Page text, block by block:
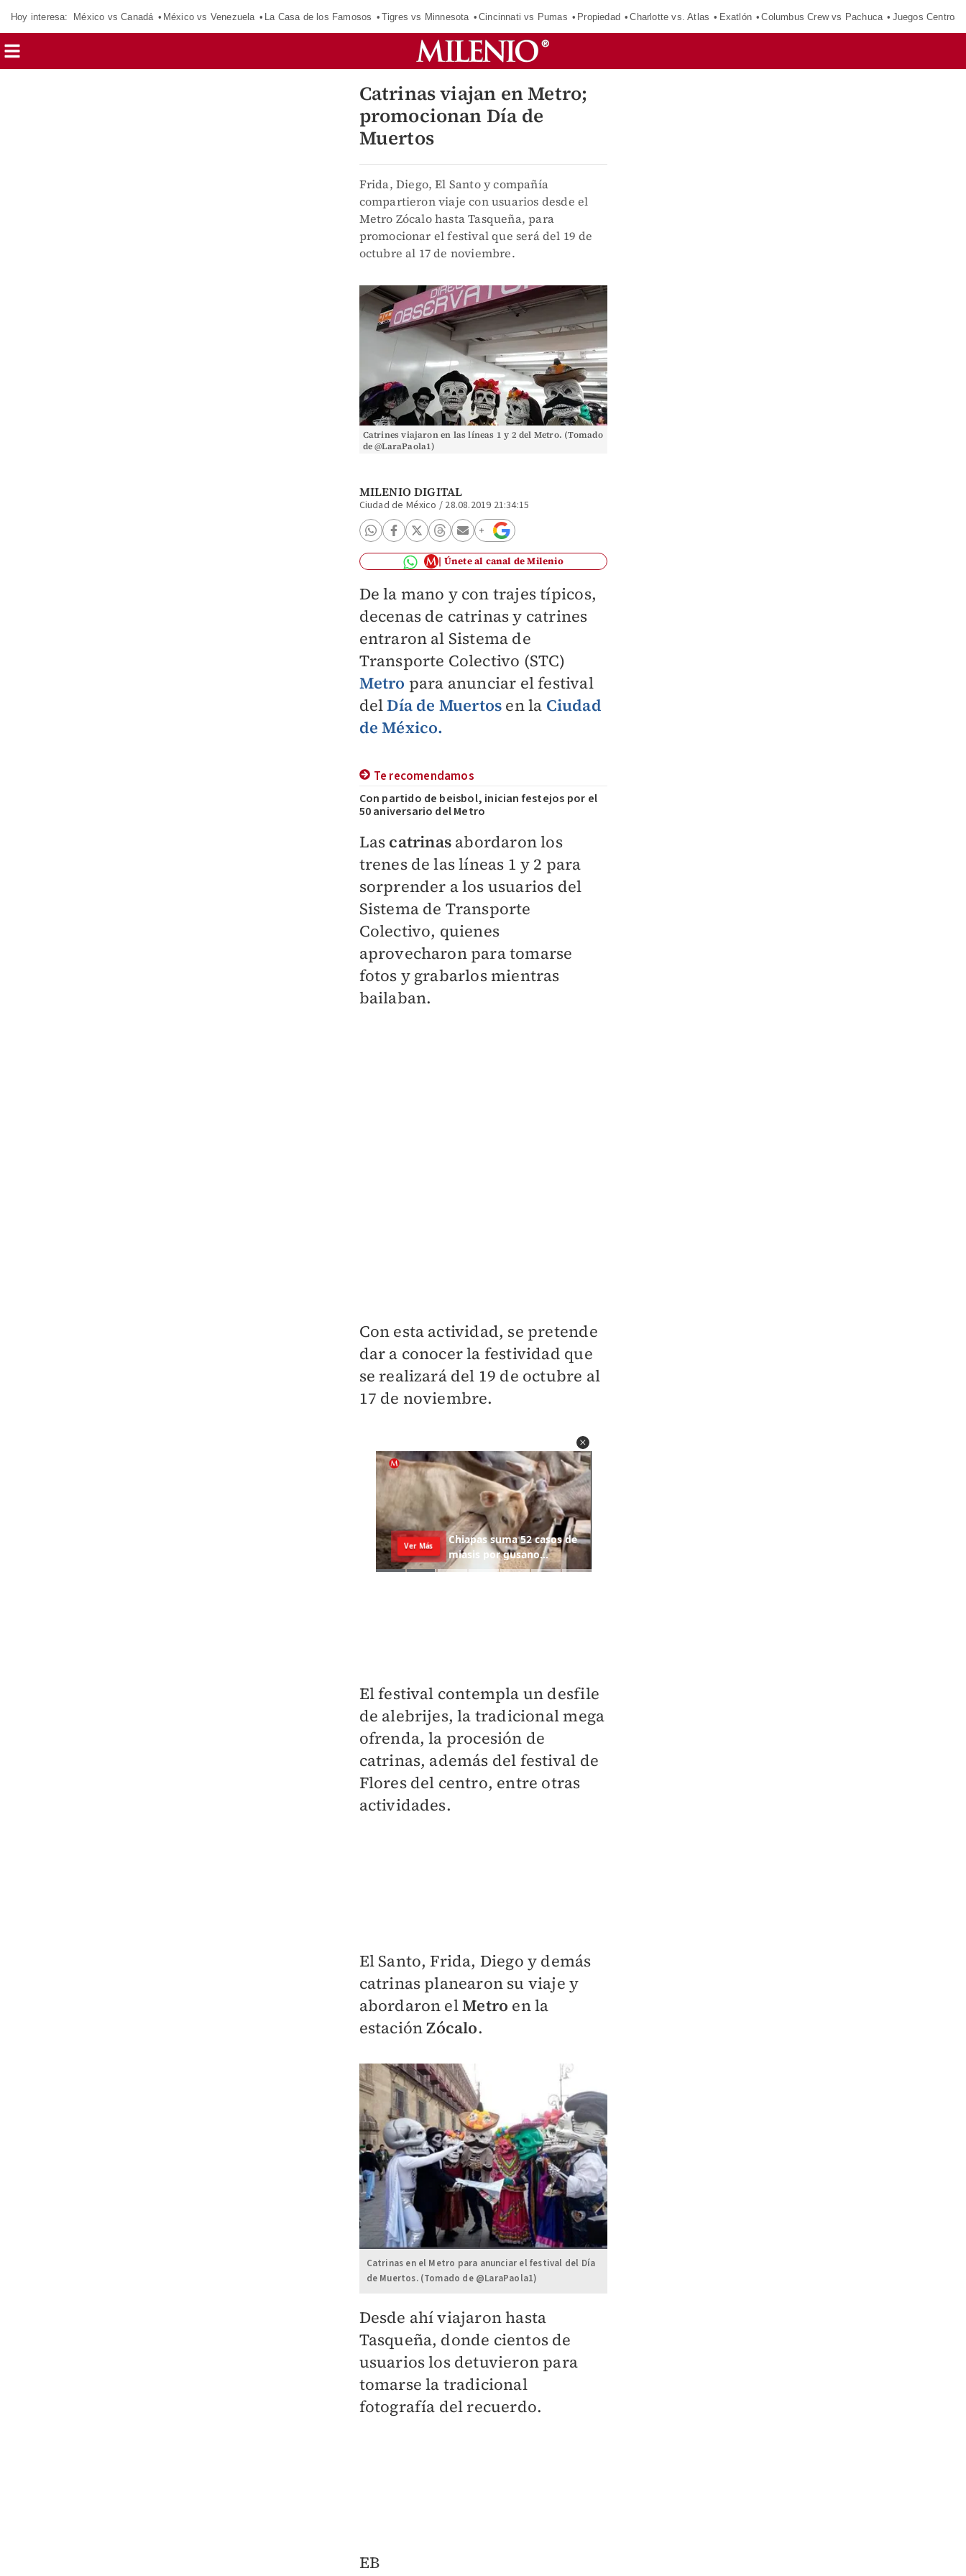
Hoy interesa: México vs Canadá México vs Venezuela La Casa de los Famosos Tigres vs Minnesota Cincinnati vs Pumas Propiedad Charlotte vs. Atlas Exatlón Columbus Crew vs Pachuca Juegos
Catrinas viajan en Metro;
promocionan Día de
Muertos
Frida, Diego, El Santo y compañía
compartieron viaje con usuarios desde el
Metro Zócalo hasta Tasqueña, para
promocionar el festival que será del 19 de
octubre al 17 de noviembre.
Catrines viajaron en las líneas 1 y 2 del Metro. (Tomado
de @LaraPaola1)
MILENIO DIGITAL
Ciudad de México / 28.08.2019 21:34:15
Únete al canal de Milenio
De la mano y con trajes típicos,
decenas de catrinas y catrines
entraron al Sistema de
Transporte Colectivo (STC)
Metro para anunciar el festival
delDía de Muertos en la Ciudad
de México.
Te recomendamos
Con partido de beisbol, inician festejos por el
50 aniversario del Metro
Las catrinasabordaron los
trenes de las líneas 1 y 2 para
sorprender a los usuarios del
Sistema de Transporte
Colectivo, quienes
aprovecharon para tomarse
fotos y grabarlos mientras
bailaban.
Con esta actividad, se pretende
dar a conocer la festividad que
se realizará del 19 de octubre al
17 de noviembre.
El festival contempla un desfile
de alebrijes, la tradicional mega
ofrenda, la procesión de
catrinas, además del festival de
Flores del centro, entre otras
actividades.
El Santo, Frida, Diego y demás
catrinas planearon su viaje y
abordaron elMetro en la
estaciónZócalo.
Catrinas en el Metro para anunciar el festival del Día
de Muertos. (Tomado de @LaraPaola1)
​Desde ahí viajaron hasta
Tasqueña, donde cientos de
usuarios los detuvieron para
tomarse la tradicional
fotografía del recuerdo.
EB